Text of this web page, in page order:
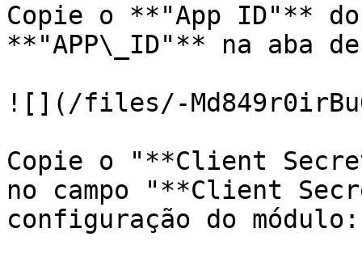
Copie o **"App ID"**
**"APP\_ID"** na aba
![](/files/-
Copie o "**Client
no campo "**Client
configuração do módulo: